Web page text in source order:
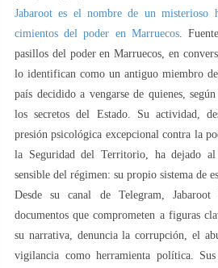
Jabaroot es el nombre de un misterioso
cimientos del poder en Marruecos.
pasillos del poder en Marruecos, en
lo identifican como un antiguo miembro
país decidido a vengarse de quienes,
los secretos del Estado. Su actividad,
presión psicológica excepcional contra la
la Seguridad del Territorio, ha dejado
sensible del régimen: su propio sistema de
Desde su canal de Telegram, Jabaroot
documentos que comprometen a figuras
su narrativa, denuncia la corrupción, el
vigilancia como herramienta política.